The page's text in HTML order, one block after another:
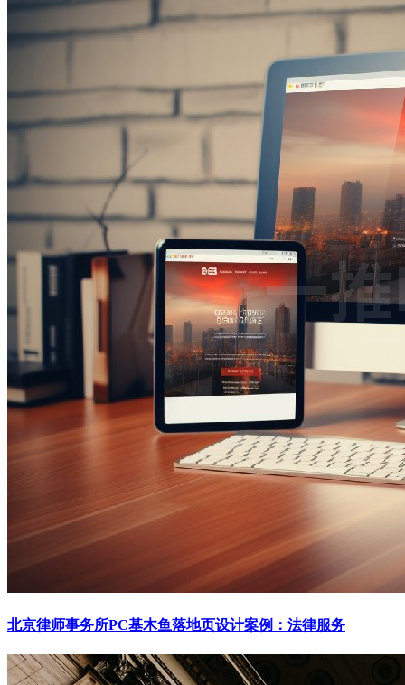
北京律师事务所PC基木鱼落地页设计案例：法律服务